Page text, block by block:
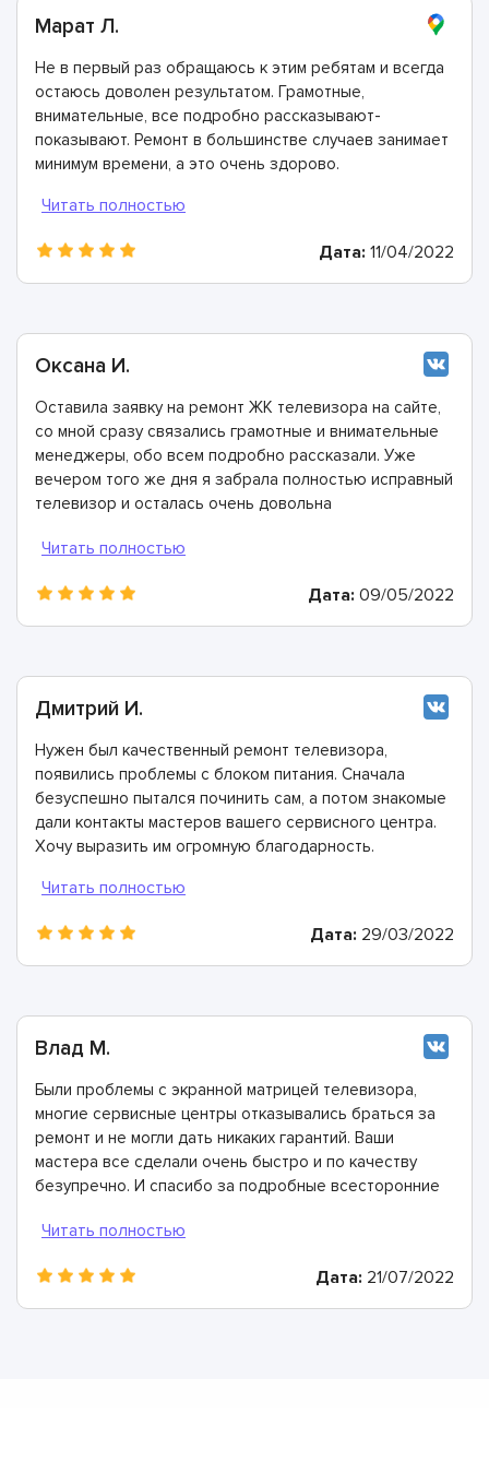
Марат Л.
Не в первый раз обращаюсь к этим ребятам и всегда
остаюсь доволен результатом. Грамотные,
внимательные, все подробно рассказывают-
показывают. Ремонт в большинстве случаев занимает
минимум времени, а это очень здорово.
Дата: 11/04/2022
Оксана И.
Оставила заявку на ремонт ЖК телевизора на сайте,
со мной сразу связались грамотные и внимательные
менеджеры, обо всем подробно рассказали. Уже
вечером того же дня я забрала полностью исправный
телевизор и осталась очень довольна
Дата: 09/05/2022
Дмитрий И.
Нужен был качественный ремонт телевизора,
появились проблемы с блоком питания. Сначала
безуспешно пытался починить сам, а потом знакомые
дали контакты мастеров вашего сервисного центра.
Хочу выразить им огромную благодарность.
Дата: 29/03/2022
Влад М.
Были проблемы с экранной матрицей телевизора,
многие сервисные центры отказывались браться за
ремонт и не могли дать никаких гарантий. Ваши
мастера все сделали очень быстро и по качеству
безупречно. И спасибо за подробные всесторонние
Дата: 21/07/2022